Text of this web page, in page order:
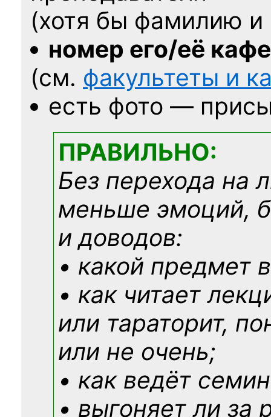
(хотя бы фамилию
номер его/её
(см. факультеты и
есть фото —
ПРАВИЛЬНО:
Без перехода на
меньше эмоций,
и доводов:
• какой предмет
• как читает
или тараторит,
или не очень;
• как ведёт
• выгоняет ли за